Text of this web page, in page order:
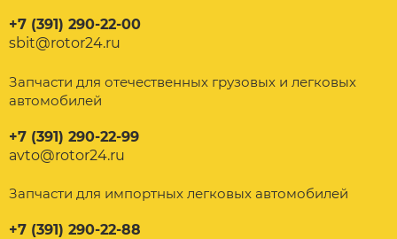
+7 (391) 290-22-00
sbit@rotor24.ru
Запчасти для отечественных грузовых и легковых
автомобилей
+7 (391) 290-22-99
avto@rotor24.ru
Запчасти для импортных легковых автомобилей
+7 (391) 290-22-88